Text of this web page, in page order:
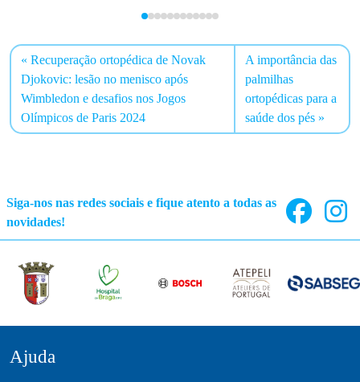
Recuperação ortopédica de Novak
Djokovic: lesão no menisco após
Wimbledon e desafios nos Jogos
Olímpicos de Paris 2024
A importância das
palmilhas
ortopédicas para a
saúde dos pés
Siga-nos nas redes sociais e fique atento a todas as
novidades!
Ajuda